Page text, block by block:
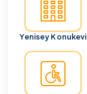
Yenisey Konukevi